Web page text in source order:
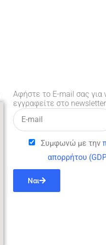
Αφήστε το E-mail σας για
εγγραφείτε στο
Συμφωνώ με την
απορρήτου
Ναι